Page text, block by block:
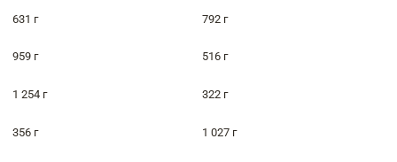
631 г 792 г
959 г 516 г
1 254 г 322 г
356 г 1 027 г